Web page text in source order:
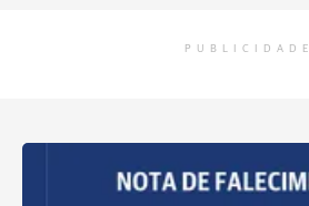
PUBLICIDADE